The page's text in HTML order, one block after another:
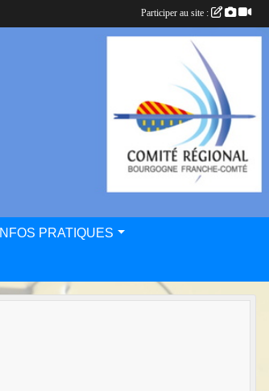
INFOS PRATIQUES
Participer au site :